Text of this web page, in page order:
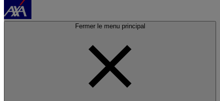
Fermer le menu principal